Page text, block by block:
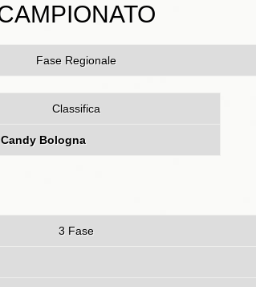
Fase Regionale
Classifica
Bologna
3 Fase
- Virtus Candy